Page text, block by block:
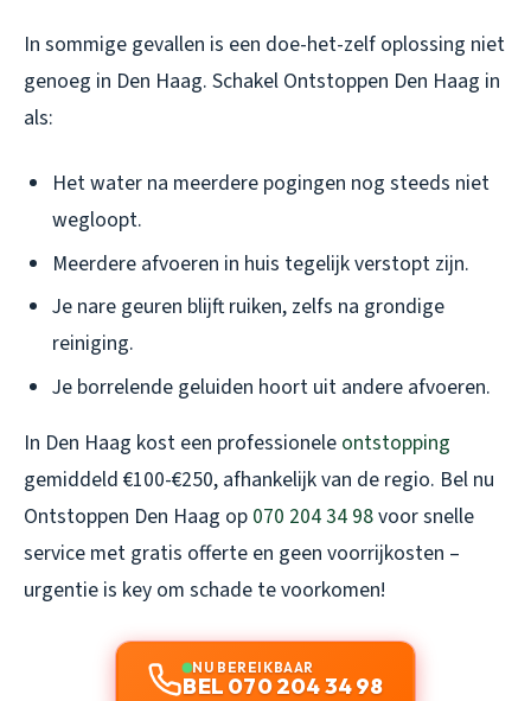
In sommige gevallen is een doe-het-zelf oplossing niet
genoeg in Den Haag. Schakel Ontstoppen Den Haag in
als:
Het water na meerdere pogingen nog steeds niet
wegloopt.
Meerdere afvoeren in huis tegelijk verstopt zijn.
Je nare geuren blijft ruiken, zelfs na grondige
reiniging.
Je borrelende geluiden hoort uit andere afvoeren.
In Den Haag kost een professionele ontstopping
gemiddeld €100-€250, afhankelijk van de regio. Bel nu
Ontstoppen Den Haag op 070 204 34 98voor snelle
service met gratis offerte en geen voorrijkosten –
urgentie is key om schade te voorkomen!
NU BEREIKBAAR
BEL 070 204 34 98